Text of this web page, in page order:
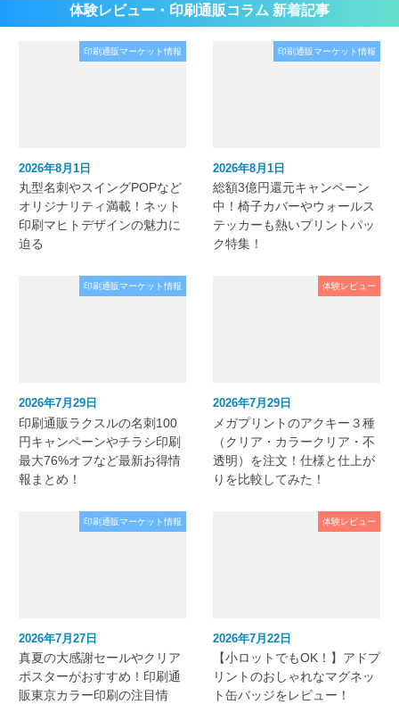
体験レビュー・印刷通販コラム 新着記事
印刷通販マーケット情報
2026年8月1日
丸型名刺やスイングPOPなど
オリジナリティ満載！ネット
印刷マヒトデザインの魅力に
迫る
印刷通販マーケット情報
2026年8月1日
総額3億円還元キャンペーン
中！椅子カバーやウォールス
テッカーも熱いプリントパッ
ク特集！
印刷通販マーケット情報
2026年7月29日
印刷通販ラクスルの名刺100
円キャンペーンやチラシ印刷
最大76%オフなど最新お得情
報まとめ！
体験レビュー
2026年7月29日
メガプリントのアクキー３種
（クリア・カラークリア・不
透明）を注文！仕様と仕上が
りを比較してみた！
印刷通販マーケット情報
2026年7月27日
真夏の大感謝セールやクリア
ポスターがおすすめ！印刷通
販東京カラー印刷の注目情
体験レビュー
2026年7月22日
【小ロットでもOK！】アドプ
リントのおしゃれなマグネッ
ト缶バッジをレビュー！